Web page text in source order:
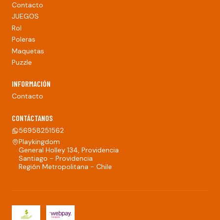
Contacto
JUEGOS
Rol
Poleras
Maquetas
Puzzle
INFORMACIÓN
Contacto
CONTÁCTANOS
56958251562
Playkingdom
General Holley 134, Providencia
Santiago - Providencia
Región Metropolitana - Chile